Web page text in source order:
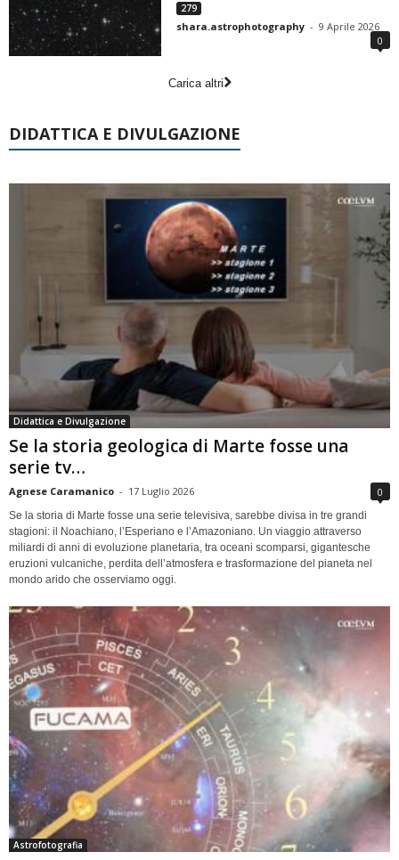
279
shara.astrophotography - 9 Aprile 2026
0
Carica altri
DIDATTICA E DIVULGAZIONE
Didattica e Divulgazione
Se la storia geologica di Marte fosse una
serie tv…
Agnese Caramanico - 17 Luglio 2026 0
Se la storia di Marte fosse una serie televisiva, sarebbe divisa in tre grandi
stagioni: il Noachiano, l’Esperiano e l’Amazoniano. Un viaggio attraverso
miliardi di anni di evoluzione planetaria, tra oceani scomparsi, gigantesche
eruzioni vulcaniche, perdita dell’atmosfera e trasformazione del pianeta nel
mondo arido che osserviamo oggi.
Astrofotografia